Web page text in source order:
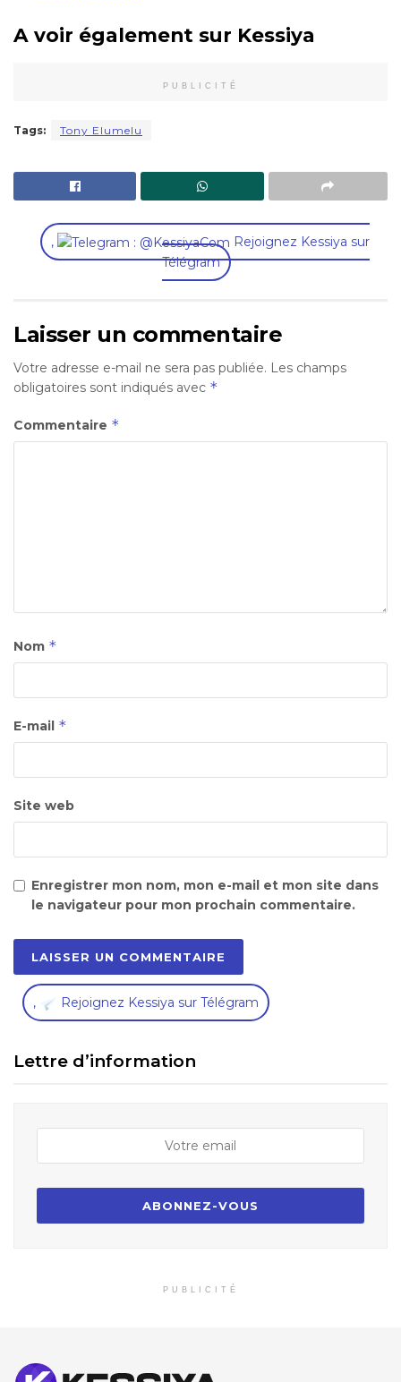
A voir également sur Kessiya
PUBLICITÉ
Tags: Tony Elumelu
,
Rejoignez Kessiya sur
Télégram
Laisser un commentaire
Votre adresse e-mail ne sera pas publiée. Les champs
obligatoires sont indiqués avec *
Commentaire *
Nom *
E-mail *
Site web
Enregistrer mon nom, mon e-mail et mon site dans
le navigateur pour mon prochain commentaire.
, Rejoignez Kessiya sur Télégram
Lettre d’information
PUBLICITÉ